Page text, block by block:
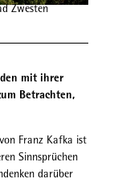
Zwesten
mit ihrer
Betrachten,
Franz Kafka ist
Sinnsprüchen
darüber